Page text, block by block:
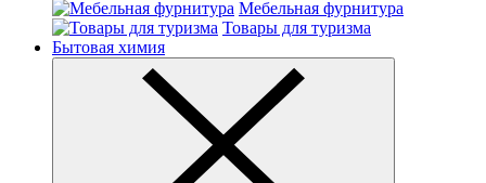
Мебельная фурнитура
Товары для туризма
Бытовая химия